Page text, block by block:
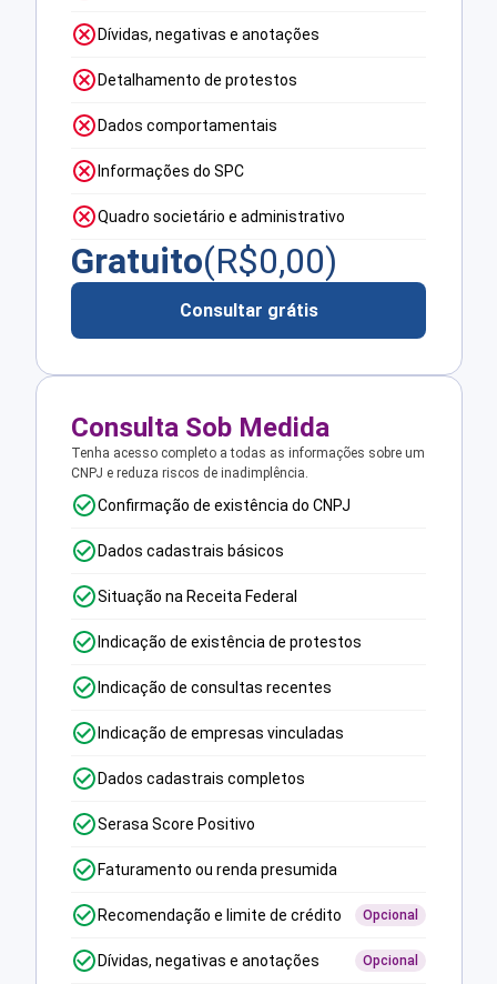
Dívidas, negativas e anotações
Detalhamento de protestos
Dados comportamentais
Informações do SPC
Quadro societário e administrativo
Gratuito(R$0,00)
Consultar grátis
Consulta Sob Medida
Tenha acesso completo a todas as informações sobre um
CNPJ e reduza riscos de inadimplência.
Confirmação de existência do CNPJ
Dados cadastrais básicos
Situação na Receita Federal
Indicação de existência de protestos
Indicação de consultas recentes
Indicação de empresas vinculadas
Dados cadastrais completos
Serasa Score Positivo
Faturamento ou renda presumida
Recomendação e limite de crédito Opcional
Dívidas, negativas e anotações Opcional